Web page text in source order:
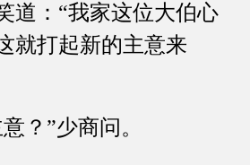
：“我家这位大伯心
就打起新的主意来
”少商问。